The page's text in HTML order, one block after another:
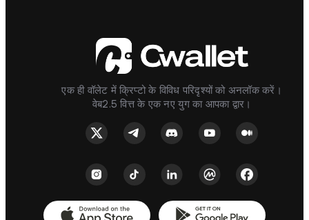
एक ही वॉलेट में क्रिप्टो के विविध परिदृश्यों को अनलॉक करें।
वेब2.5 वित्त के एक नए युग का आपका द्वार।